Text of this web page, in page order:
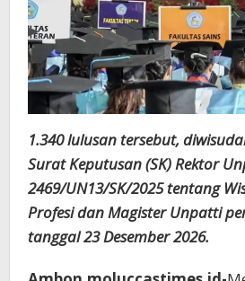
1.340 lulusan tersebut,
Surat Keputusan (SK) Rektor
2469/UN13/SK/2025 tentang
Profesi dan Magister Unpatti
tanggal 23 Desember 2026.